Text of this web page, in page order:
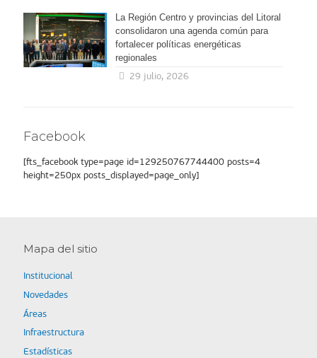
La Región Centro y provincias del Litoral
consolidaron una agenda común para
fortalecer políticas energéticas
regionales
29 julio, 2026
Facebook
[fts_facebook type=page id=129250767744400 posts=4
height=250px posts_displayed=page_only]
Mapa del sitio
Institucional
Novedades
Áreas
Infraestructura
Estadísticas